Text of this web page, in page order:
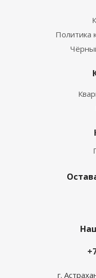
Политика
г.